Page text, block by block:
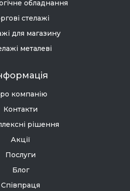
обладнання
стелажі
для магазину
металеві
компанію
Контакти
рішення
Акції
Послуги
Блог
Співпраця